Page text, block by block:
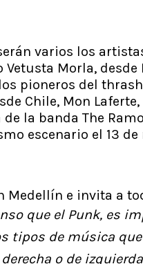
varios los
Morla, desde
pioneros del
Chile, Mon
la banda The
escenario el 13 de
Medellín e invita a
que el Punk, es
tipos de música
o de